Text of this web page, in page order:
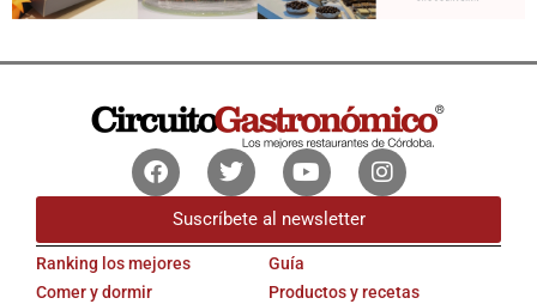
FacebookTwitterYoutubeInstagram
Suscríbete al newsletter
Ranking los mejores
Comer y dormir
Guía
Productos y recetas